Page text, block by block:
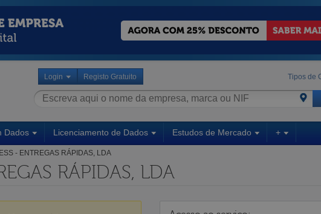
Login Registo Gratuito Tipos de
Dados Licenciamento de Dados Estudos de Mercado +
- ENTREGAS RÁPIDAS, LDA
RÁPIDAS, LDA